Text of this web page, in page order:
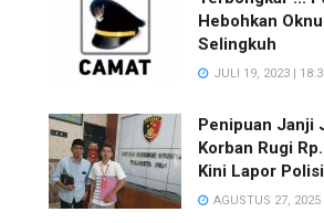
Hebohkan
Selingkuh
JULI 19, 2023 |
Penipuan Janji
Korban Rugi
Kini Lapor Polisi
AGUSTUS 27, 2025